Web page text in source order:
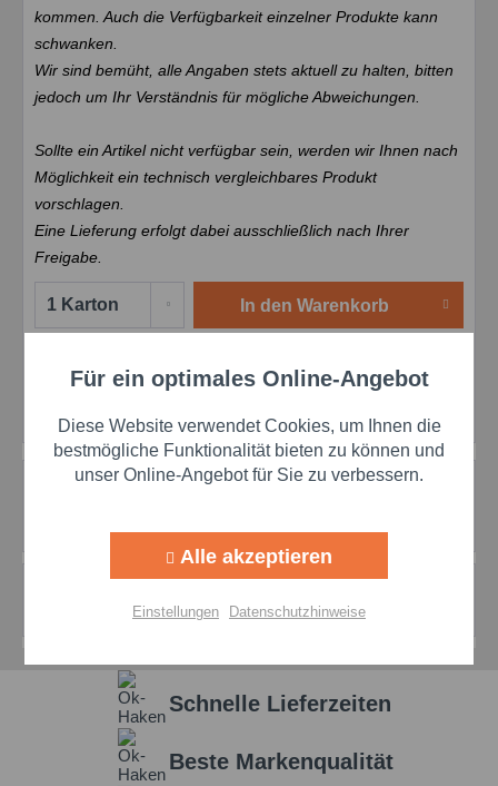
kommen. Auch die Verfügbarkeit einzelner Produkte kann
schwanken.
Wir sind bemüht, alle Angaben stets aktuell zu halten, bitten
jedoch um Ihr Verständnis für mögliche Abweichungen.
Sollte ein Artikel nicht verfügbar sein, werden wir Ihnen nach
Möglichkeit ein technisch vergleichbares Produkt
vorschlagen.
Eine Lieferung erfolgt dabei ausschließlich nach Ihrer
Freigabe.
In den Warenkorb
Preis anfragen
Beschreibung
Chemikalienbindeschlängel Abmessung: ø...mehr
Bewertungen
0
Bewertungen lesen, schreiben und diskutieren...
Schnelle Lieferzeiten
Beste Markenqualität
Funktionale Aktiv
Marketing Aktiv
Personalisierung Aktiv
Einstellungen speichern
Für ein optimales Online-Angebot
Diese Website verwendet Cookies, um Ihnen die
bestmögliche Funktionalität bieten zu können und
unser Online-Angebot für Sie zu verbessern.
Alle akzeptieren
Einstellungen Datenschutzhinweise